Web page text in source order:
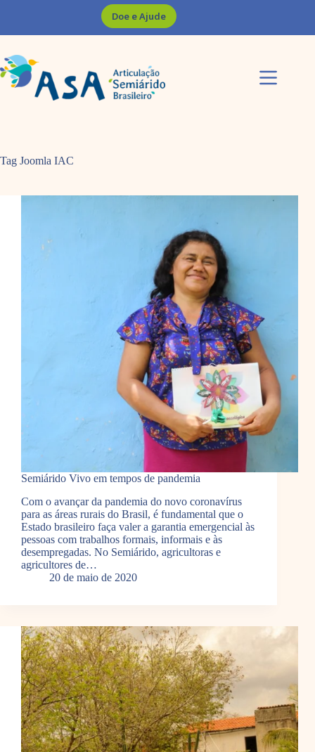
Doe e Ajude
Tag Joomla IAC
Semiárido Vivo em tempos de pandemia
Com o avançar da pandemia do novo coronavírus
para as áreas rurais do Brasil, é fundamental que o
Estado brasileiro faça valer a garantia emergencial às
pessoas com trabalhos formais, informais e às
desempregadas. No Semiárido, agricultoras e
agricultores de…
20 de maio de 2020